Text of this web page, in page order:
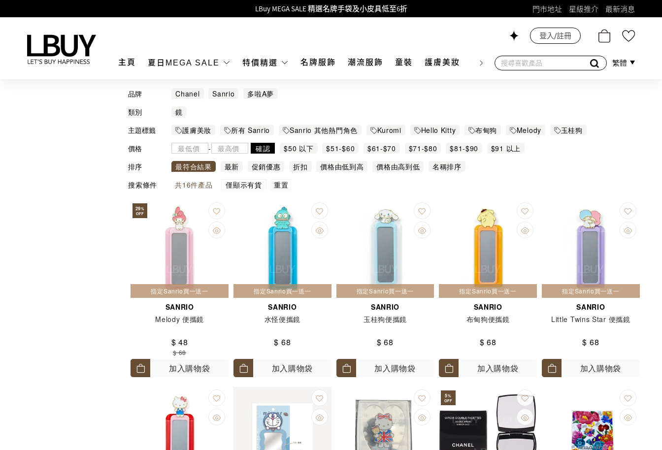
Goyard Hobo / Hobo Mini人氣限量特別版限時原價低至75折!
MOKO 1樓175號鋪旗艦店特設名牌Hermès、CHANEL及LV專區！
LBuy MEGA SALE 精選名牌手袋及小皮具低至6折
門市地址 星級推介 最新消息
主頁 夏日MEGA SALE 特價精選 名牌服飾 潮流服飾 童裝 護膚美妝 香水香薰 個人護理 母嬰護理 遊戲及精品
登入/註冊
繁體
品牌 Chanel Sanrio
多啦A夢
類別
鏡
主題標籤
護膚美妝 所有 Sanrio Sanrio 其他熱門角色 Kuromi Hello Kitty 布甸狗 Melody
玉桂狗
價格
- 確認 $50 以下 $51-$60 $61-$70 $71-$80 $81-$90
$91 以上
排序
最符合結果 最新 促銷優惠 折扣 價格由低到高 價格由高到低
名稱排序
搜索條件
共16件產品 僅顯示有貨 重置
29%
OFF
指定Sanrio買一送一
SANRIO
Melody 便攜鏡
$ 48
$ 68
加入購物袋
指定Sanrio買一送一
SANRIO
水怪便攜鏡
$ 68
加入購物袋
指定Sanrio買一送一
SANRIO
玉桂狗便攜鏡
$ 68
加入購物袋
指定Sanrio買一送一
SANRIO
布甸狗便攜鏡
$ 68
加入購物袋
指定Sanrio買一送一
SANRIO
Little Twins Star 便攜鏡
$ 68
加入購物袋
5%
OFF